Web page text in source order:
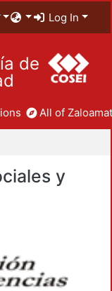
Log In
de
All of
y